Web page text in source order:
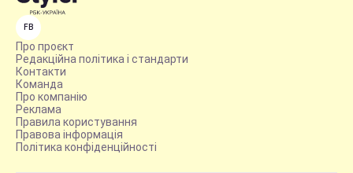
FB
Про проєкт
Редакційна політика і стандарти
Контакти
Команда
Про компанію
Реклама
Правила користування
Правова інформація
Політика конфіденційності